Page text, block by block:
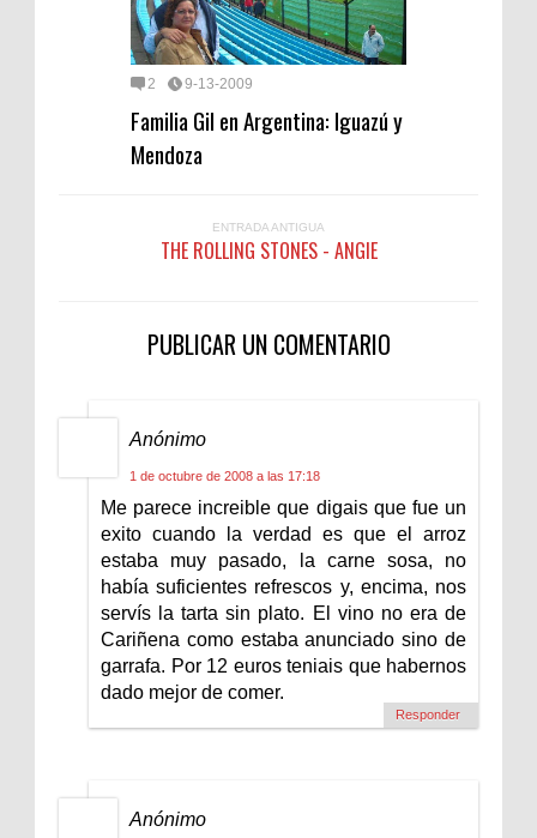
2 9-13-2009
Familia Gil en Argentina: Iguazú y
Mendoza
ENTRADA ANTIGUA
THE ROLLING STONES - ANGIE
PUBLICAR UN COMENTARIO
Anónimo
1 de octubre de 2008 a las 17:18
Me parece increible que digais que fue un
exito cuando la verdad es que el arroz
estaba muy pasado, la carne sosa, no
había suficientes refrescos y, encima, nos
servís la tarta sin plato. El vino no era de
Cariñena como estaba anunciado sino de
garrafa. Por 12 euros teniais que habernos
dado mejor de comer.
Responder
Anónimo